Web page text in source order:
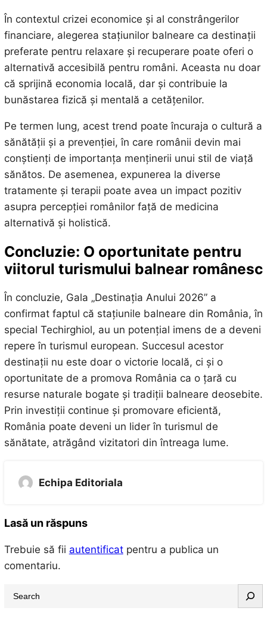
În contextul crizei economice și al constrângerilor
financiare, alegerea stațiunilor balneare ca destinații
preferate pentru relaxare și recuperare poate oferi o
alternativă accesibilă pentru români. Aceasta nu doar
că sprijină economia locală, dar și contribuie la
bunăstarea fizică și mentală a cetățenilor.
Pe termen lung, acest trend poate încuraja o cultură a
sănătății și a prevenției, în care românii devin mai
conștienți de importanța menținerii unui stil de viață
sănătos. De asemenea, expunerea la diverse
tratamente și terapii poate avea un impact pozitiv
asupra percepției românilor față de medicina
alternativă și holistică.
Concluzie: O oportunitate pentru
viitorul turismului balnear românesc
În concluzie, Gala „Destinația Anului 2026” a
confirmat faptul că stațiunile balneare din România, în
special Techirghiol, au un potențial imens de a deveni
repere în turismul european. Succesul acestor
destinații nu este doar o victorie locală, ci și o
oportunitate de a promova România ca o țară cu
resurse naturale bogate și tradiții balneare deosebite.
Prin investiții continue și promovare eficientă,
România poate deveni un lider în turismul de
sănătate, atrăgând vizitatori din întreaga lume.
Echipa Editoriala
Lasă un răspuns
Trebuie să fii autentificatpentru a publica un
comentariu.